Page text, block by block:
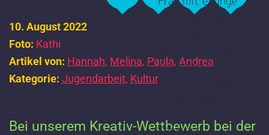
10. August 2022
Foto: Kathi
Artikel von: Hannah, Melina, Paula, Andrea
Kategorie: Jugendarbeit, Kultur
Bei unserem Kreativ-Wettbewerb bei der